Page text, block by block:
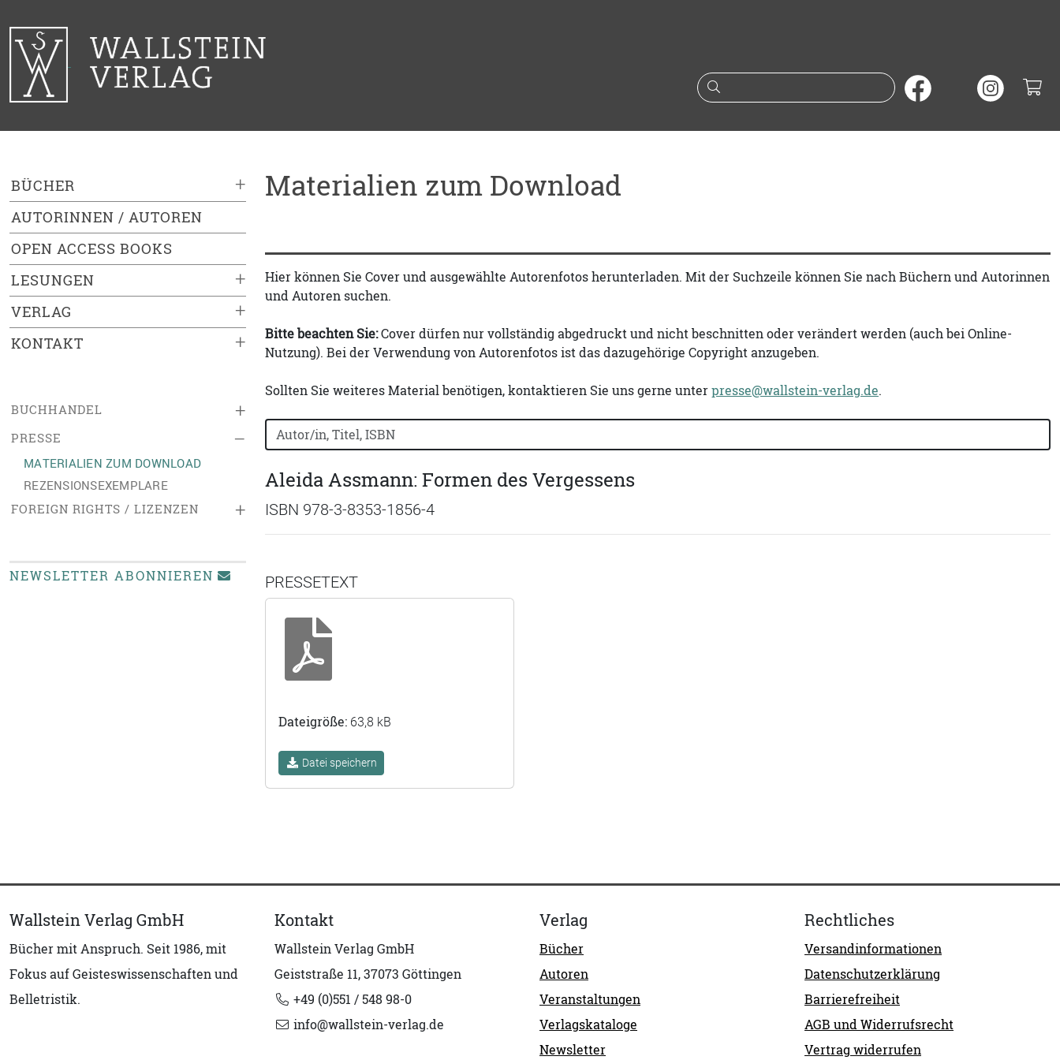
Suche nach Büchern oder
+
BÜCHER
AUTORINNEN / AUTOREN
OPEN ACCESS BOOKS
+
LESUNGEN
+
VERLAG
+
KONTAKT
+
BUCHHANDEL
–
PRESSE
MATERIALIEN ZUM DOWNLOAD
REZENSIONSEXEMPLARE
+
FOREIGN RIGHTS / LIZENZEN
NEWSLETTER ABONNIEREN
Materialien zum Download
Hier können Sie Cover und ausgewählte Autorenfotos herunterladen. Mit der Suchzeile können Sie nach Büchern und Autorinnen
und Autoren suchen.
Bitte beachten Sie:Cover dürfen nur vollständig abgedruckt und nicht beschnitten oder verändert werden (auch bei Online-
Nutzung). Bei der Verwendung von Autorenfotos ist das dazugehörige Copyright anzugeben.
Sollten Sie weiteres Material benötigen, kontaktieren Sie uns gerne unterpresse@wallstein-verlag.de.
Bücher nach Buchtitel, Autorennamen oder ISBN suchen:
Aleida Assmann: Formen des Vergessens
ISBN 978-3-8353-1856-4
PRESSETEXT
Dateigröße: 63,8 kB
Datei speichern
Wallstein Verlag GmbH
Bücher mit Anspruch. Seit 1986, mit
Fokus auf Geisteswissenschaften und
Belletristik.
Kontakt
Wallstein Verlag GmbH
Geiststraße 11, 37073 Göttingen
+49 (0)551 / 548 98-0
info@wallstein-verlag.de
Verlag
Bücher
Autoren
Veranstaltungen
Verlagskataloge
Newsletter
Rechtliches
Versandinformationen
Datenschutzerklärung
Barrierefreiheit
AGB und Widerrufsrecht
Vertrag widerrufen